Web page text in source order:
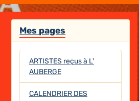
Mes pages
ARTISTES reçus à L'
AUBERGE
CALENDRIER DES